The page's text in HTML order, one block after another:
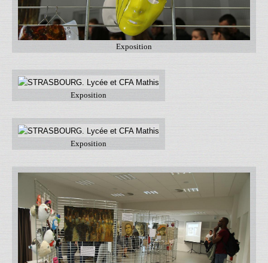
Exposition
Exposition
Exposition